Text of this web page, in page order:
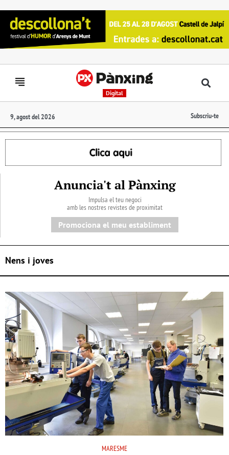
Digital
9, agost del 2026 Subscriu-te
Anuncia't al Pànxing
Impulsa el teu negoci
amb les nostres revistes de proximitat
Promociona el meu establiment
Nens i joves
MARESME